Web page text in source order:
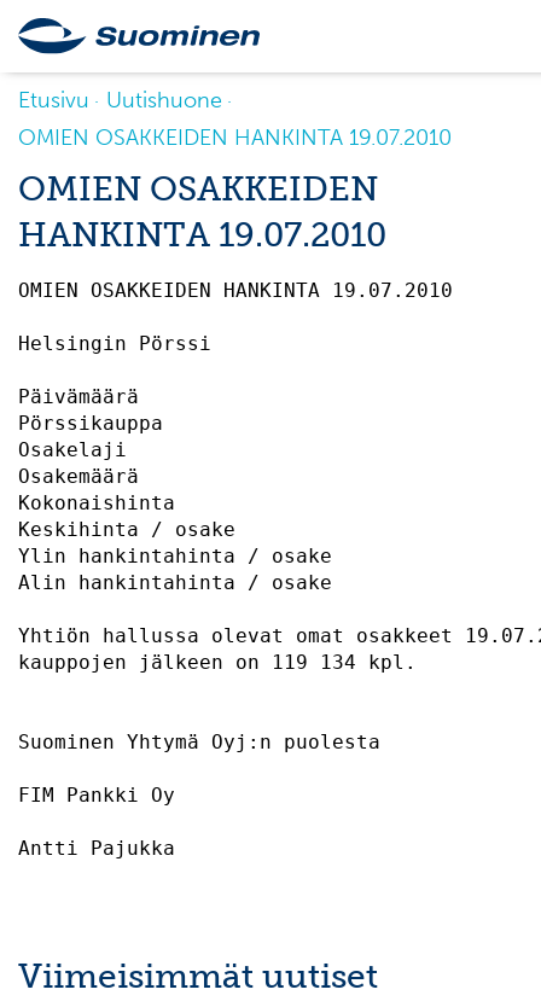
Etusivu
Uutishuone
OMIEN OSAKKEIDEN HANKINTA 19.07.2010
OMIEN OSAKKEIDEN
HANKINTA 19.07.2010
OMIEN OSAKKEIDEN
Päivämäärä
Pörssikauppa
Osakelaji
Osakemäärä
Kokonaishinta
Keskihinta / osake
Ylin hankintahinta / osake
Alin hankintahinta / osake
Yhtiön hallussa olevat omat osakkeet
kauppojen jälkeen on 119 134 kpl.
Suominen Yhtymä Oyj:n puolesta
FIM
Viimeisimmät uutiset